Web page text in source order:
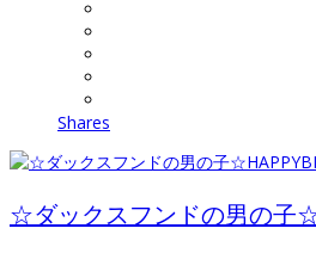
Shares
☆ダックスフンドの男の子